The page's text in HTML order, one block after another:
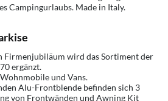
Campingurlaubs. Made in Italy.
Firmenjubiläum wird das Sortiment der
ergänzt.
und Vans.
Alu-Frontblende befinden sich 3
von Frontwänden und Awning Kit